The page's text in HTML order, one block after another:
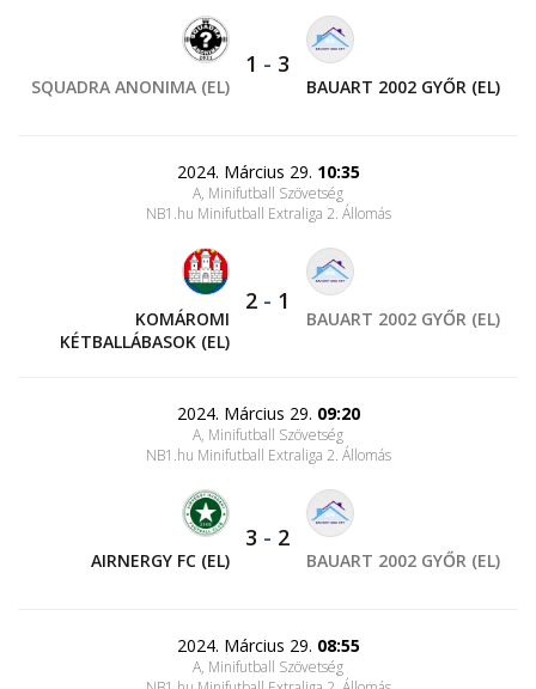
SQUADRA ANONIMA (EL)
1 - 3
BAUART 2002 GYŐR (EL)
2024. Március 29. 10:35
A, Minifutball Szövetség
NB1.hu Minifutball Extraliga 2. Állomás
KOMÁROMI
KÉTBALLÁBASOK (EL)
2 - 1
BAUART 2002 GYŐR (EL)
2024. Március 29. 09:20
A, Minifutball Szövetség
NB1.hu Minifutball Extraliga 2. Állomás
AIRNERGY FC (EL)
3 - 2
BAUART 2002 GYŐR (EL)
2024. Március 29. 08:55
A, Minifutball Szövetség